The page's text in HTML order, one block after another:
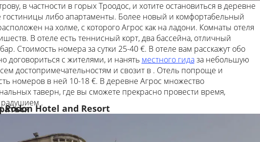
в частности в горых Троодос, и хотите остановиться в деревне
гостиницы либо апартаменты. Более новый и комфортабельный
на холме, с которого Агрос как на ладони. Комнаты отеля
В отеле есть теннисный корт, два бассейна, отличный
Стоимость номера за сутки 25-40 €. В отеле вам расскажут обо
договориться с жителями, и нанять местного гидаза небольшую
достопримечательностям и свозит в . Отель попроще и
номеров в ней 10-18 €. В деревне Агрос множество
таверн, где вы сможете прекрасно провести время,
радушием .Hotel and Resort